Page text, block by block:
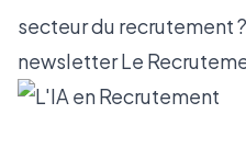
secteur du recrutement
newsletterLe